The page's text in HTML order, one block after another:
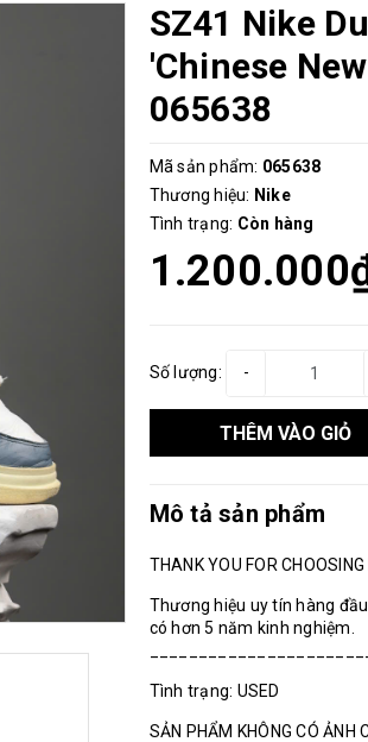
SZ41 Nike
'Chinese
065638
Mã sản phẩm: 065638
Thương hiệu: Nike
Tình trạng: Còn hàng
Số lượng: -
THÊM VÀO GIỎ
Mô tả sản phẩm
THANK YOU FOR CHOOSING
Thương hiệu uy tín hàng
có hơn 5 năm kinh nghiệm.
Tình trạng: USED
SẢN PHẨM KHÔNG CÓ ẢNH